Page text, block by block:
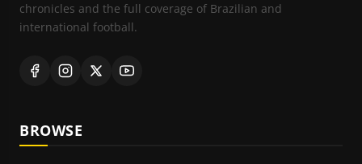
chronicles and the full coverage of Brazilian and
international football.
BROWSE